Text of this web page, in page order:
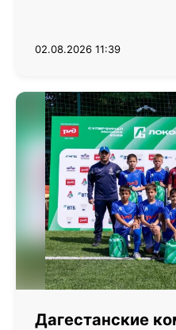
02.08.2026 11:39
Дагестанские